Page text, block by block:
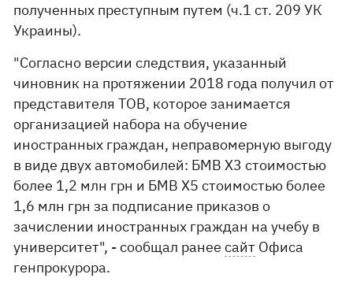
полученных преступным путем (ч.1 ст. 209 УК
Украины).
"Согласно версии следствия, указанный
чиновник на протяжении 2018 года получил от
представителя ТОВ, которое занимается
организацией набора на обучение
иностранных граждан, неправомерную выгоду
в виде двух автомобилей: БМВ Х3 стоимостью
более 1,2 млн грн и БМВ Х5 стоимостью более
1,6 млн грн за подписание приказов о
зачислении иностранных граждан на учебу в
университет", - сообщал ранеесайт Офиса
генпрокурора.